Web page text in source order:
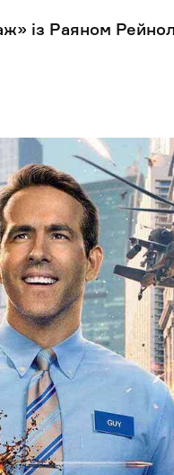
із Раяном